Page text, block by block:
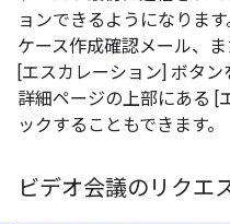
ョンできるようになりま
ケース作成確認メール、ま
[エスカレーション] ボタ
詳細ページの上部にある [
ックすることもできます。
ビデオ会議のリクエ